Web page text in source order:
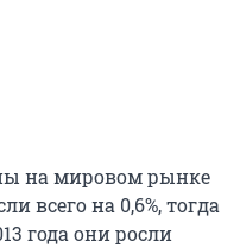
на мировом рынке
всего на 0,6%, тогда
года они росли